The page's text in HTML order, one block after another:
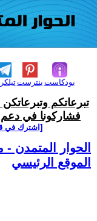
بنترست بودكاست
تبرعاتكم
فشاركونا في دعم
[اشترك في
الحوار المتمدن -
الموقع الرئيسي